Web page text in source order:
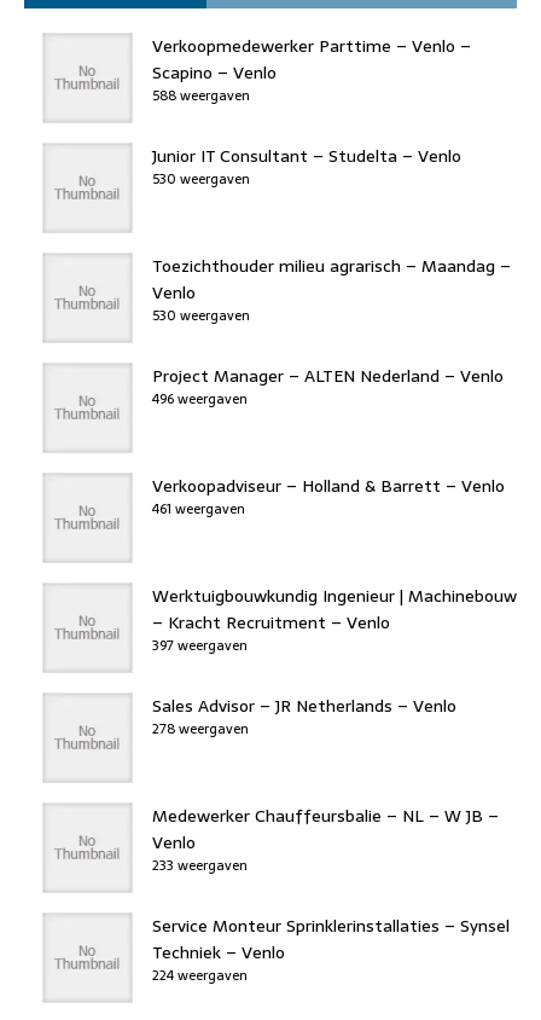
Verkoopmedewerker Parttime – Venlo –
Scapino – Venlo
588 weergaven
Junior IT Consultant – Studelta – Venlo
530 weergaven
Toezichthouder milieu agrarisch – Maandag –
Venlo
530 weergaven
Project Manager – ALTEN Nederland – Venlo
496 weergaven
Verkoopadviseur – Holland & Barrett – Venlo
461 weergaven
Werktuigbouwkundig Ingenieur | Machinebouw
– Kracht Recruitment – Venlo
397 weergaven
Sales Advisor – JR Netherlands – Venlo
278 weergaven
Medewerker Chauffeursbalie – NL – W JB –
Venlo
233 weergaven
Service Monteur Sprinklerinstallaties – Synsel
Techniek – Venlo
224 weergaven